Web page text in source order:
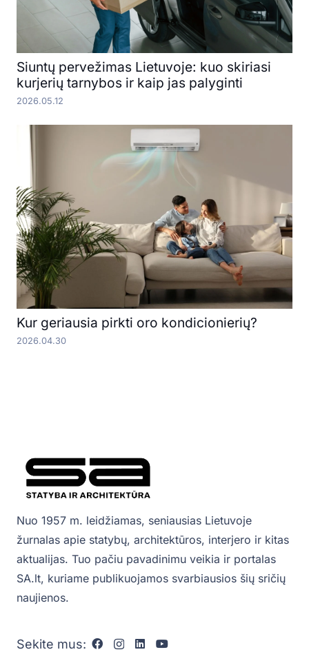
Siuntų pervežimas Lietuvoje: kuo skiriasi
kurjerių tarnybos ir kaip jas palyginti
2026.05.12
Kur geriausia pirkti oro kondicionierių?
2026.04.30
Nuo 1957 m. leidžiamas, seniausias Lietuvoje
žurnalas apie statybų, architektūros, interjero ir kitas
aktualijas. Tuo pačiu pavadinimu veikia ir portalas
SA.lt, kuriame publikuojamos svarbiausios šių sričių
naujienos.
Sekite mus: